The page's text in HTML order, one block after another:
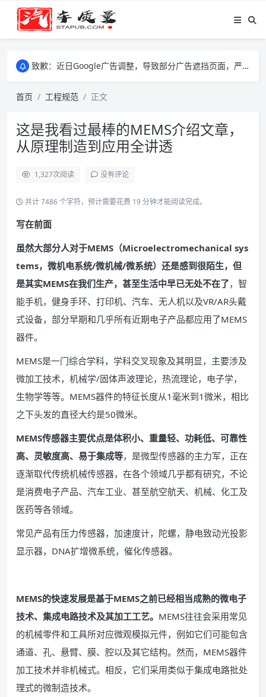
致歉：近日Google广告调整，导致部分广告遮挡页面，严重影响大家访问体验，将尽快调整完成，由此带来的不便，特意致歉！
致歉：近日Google广告调整，导致部分广告遮挡页面，严重影响大家访问体验，将尽快调整完成，由此带来的不便，特意致歉！
首页 工程规范 正文
这是我看过最棒的MEMS介绍文章，
从原理制造到应用全讲透
1,327次阅读 没有评论
共计 7486 个字符，预计需要花费 19 分钟才能阅读完成。
写在前面
虽然大部分人对于MEMS（Microelectromechanical sys
tems，微机电系统/微机械/微系统）还是感到很陌生，但
是其实MEMS在我们生产，甚至生活中早已无处不在了，智
能手机，健身手环、打印机、汽车、无人机以及VR/AR头戴
式设备，部分早期和几乎所有近期电子产品都应用了MEMS
器件。
MEMS是一门综合学科，学科交叉现象及其明显，主要涉及
微加工技术，机械学/固体声波理论，热流理论，电子学，
生物学等等。MEMS器件的特征长度从1毫米到1微米，相比
之下头发的直径大约是50微米。
MEMS传感器主要优点是体积小、重量轻、功耗低、可靠性
高、灵敏度高、易于集成等，是微型传感器的主力军，正在
逐渐取代传统机械传感器，在各个领域几乎都有研究，不论
是消费电子产品、汽车工业、甚至航空航天、机械、化工及
医药等各领域。
常见产品有压力传感器，加速度计，陀螺，静电致动光投影
显示器，DNA扩增微系统，催化传感器。
MEMS的快速发展是基于MEMS之前已经相当成熟的微电子
技术、集成电路技术及其加工工艺。 MEMS往往会采用常见
的机械零件和工具所对应微观模拟元件，例如它们可能包含
通道、孔、悬臂、膜、腔以及其它结构。然而，MEMS器件
加工技术并非机械式。相反，它们采用类似于集成电路批处
理式的微制造技术。